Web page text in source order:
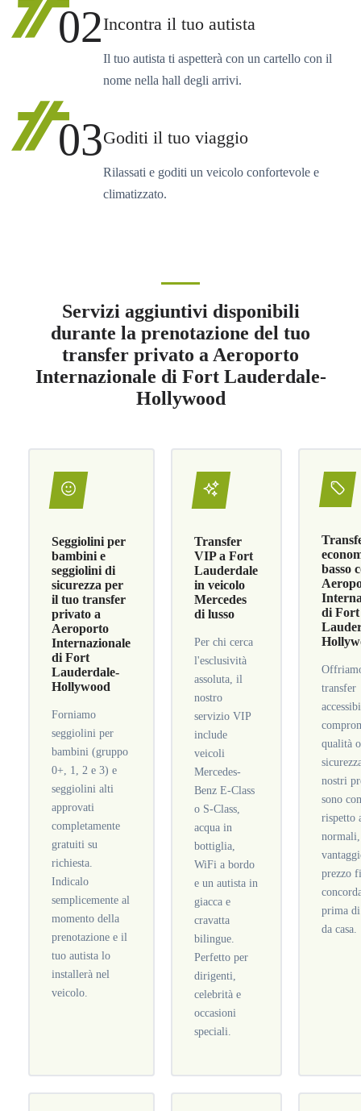
02Incontra il tuo autista
Il tuo autista ti aspetterà con un cartello con il
nome nella hall degli arrivi.
03Goditi il tuo viaggio
Rilassati e goditi un veicolo confortevole e
climatizzato.
Servizi aggiuntivi disponibili
durante la prenotazione del tuo
transfer privato a Aeroporto
Internazionale di Fort Lauderdale-
Hollywood
Seggiolini per
bambini e
seggiolini di
sicurezza per
il tuo transfer
privato a
Aeroporto
Internazionale
di Fort
Lauderdale-
Hollywood
Forniamo
seggiolini per
bambini (gruppo
0+, 1, 2 e 3) e
seggiolini alti
approvati
completamente
gratuiti su
richiesta.
Indicalo
semplicemente al
momento della
prenotazione e il
tuo autista lo
installerà nel
veicolo.
Transfer
VIP a Fort
Lauderdale
in veicolo
Mercedes
di lusso
Per chi cerca
l'esclusività
assoluta, il
nostro
servizio VIP
include
veicoli
Mercedes-
Benz E-Class
o S-Class,
acqua in
bottiglia,
WiFi a bordo
e un autista in
giacca e
cravatta
bilingue.
Perfetto per
dirigenti,
celebrità e
occasioni
speciali.
basso
di Fort
transfer
qualità o
nostri
sono
rispetto
prezzo
prima
da casa.